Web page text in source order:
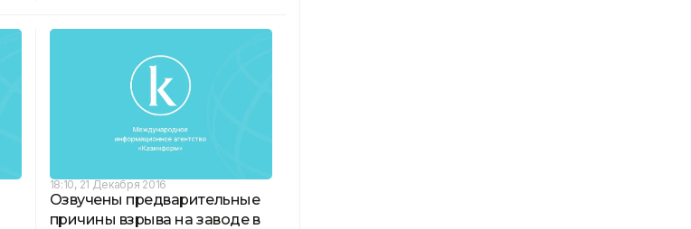
18:10, 21 Декабря 2016
Озвучены предварительные
причины взрыва на заводе в